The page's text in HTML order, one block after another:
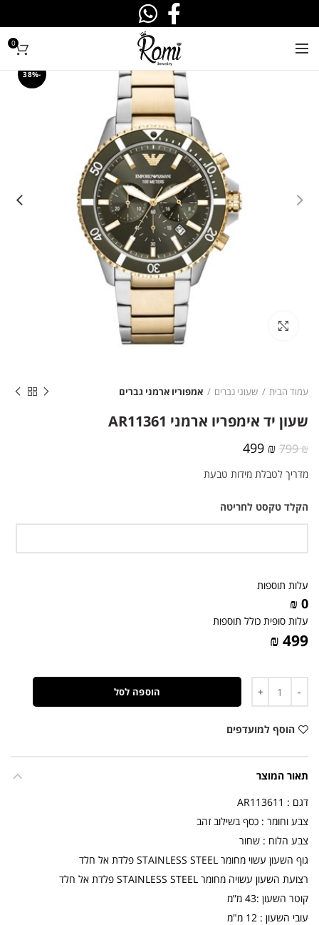
0
-38%
עמוד הבית שעוני גברים אמפוריו ארמני גברים
שעון יד אימפריו ארמני AR11361
799₪
המחיר
היה:
499 ₪
המחיר
הוא:
מדריך לטבלת מידות טבעת
הקלד טקסט לחריטה
עלות תוספות
0 ₪
עלות סופית כולל תוספות
499 ₪
הוספה לסל
הוסף למועדפים
תאור המוצר
דגם : AR113611
צבע וחומר : כסף בשילוב זהב
צבע הלוח : שחור
גוף השעון עשוי מחומר STAINLESS STEEL פלדת אל חלד
רצועת השעון עשויה מחומר STAINLESS STEEL פלדת אל חלד
קוטר השעון :43 מ”מ
עובי השעון : 12 מ"מ